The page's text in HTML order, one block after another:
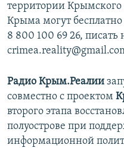
территории Крымского
Крыма могут
8 800 100 69 26, писать
Радио Крым.Реалии
совместно с проектом
второго этапа
полуострове при
информационной